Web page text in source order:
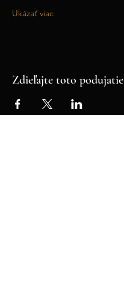
Ukázať viac
Zdieľajte toto podujatie